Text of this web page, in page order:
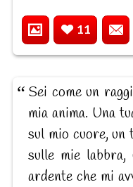
11
Sei come un
mia anima. Una
sul mio cuore, un
sulle mie
ardente che mi